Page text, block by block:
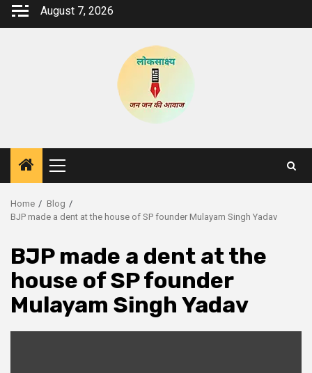
Skip
August 7, 2026
Primary
Menu
Home
Blog
BJP made a dent at the house of SP founder Mulayam Singh Yadav
BJP made a dent at the
house of SP founder
Mulayam Singh Yadav